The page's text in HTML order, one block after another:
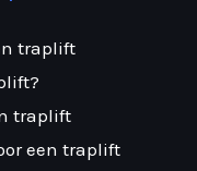
traplift
traplift
een traplift